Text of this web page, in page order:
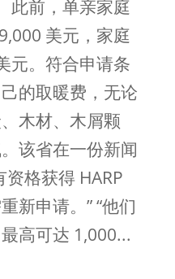
此前，单亲家庭
美元，家庭
元。符合申请条
的取暖费，无论
木材、木屑颗
该省在一份新闻
格获得 HARP
新申请。” “他们
高可达 1,000...